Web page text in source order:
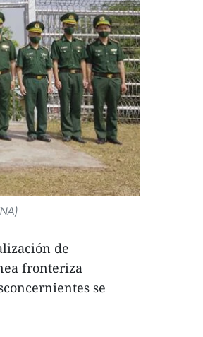
de
fronteriza
se